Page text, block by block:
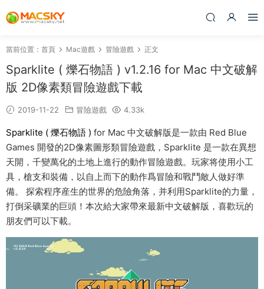
當前位置： 首頁 Mac遊戲 冒險遊戲 正文
Sparklite ( 爍石物語 ) v1.2.16 for Mac 中文破解
版 2D像素類冒險遊戲下載
2019-11-22 冒險遊戲 4.33k
Sparklite ( 爍石物語 ) for Mac 中文破解版是一款由 Red Blue
Games 開發的2D像素圖形類冒險遊戲，Sparklite 是一款在異想
天開，千變萬化的土地上進行的動作冒險遊戲。玩家将使用小工
具，槍支和裝備，以自上而下的動作爲冒險和戰鬥敵人做好準
備。 探索程序産生的世界的危險角落，并利用Sparklite的力量，
打倒采礦業的巨頭！本次給大家帶來最新中文破解版，喜歡玩的
朋友們可以下載。